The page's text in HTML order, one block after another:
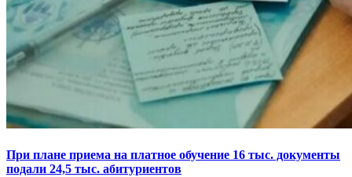
При плане приема на платное обучение 16 тыс. документы
подали 24,5 тыс. абитуриентов